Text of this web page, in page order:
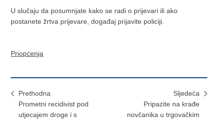
U slučaju da posumnjate kako se radi o prijevari ili ako
postanete žrtva prijevare, događaj prijavite policiji.
Priopćenja
Prethodna
Prometni recidivist pod
utjecajem droge i s
Sljedeća
Pripazite na krađe
novčanika u trgovačkim